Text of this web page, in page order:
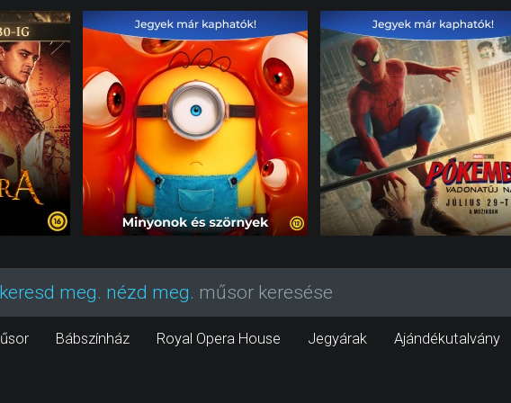
keresd meg. nézd meg. műsor keresése
Bábszínház Royal Opera House Jegyárak Ajándékutalvány